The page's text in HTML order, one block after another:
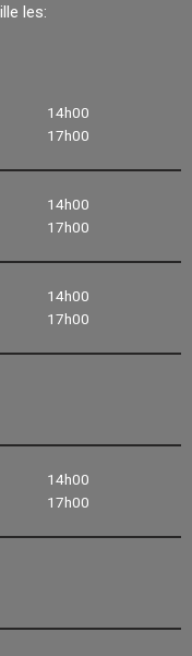
les:
14h00
17h00
14h00
17h00
14h00
17h00
14h00
17h00